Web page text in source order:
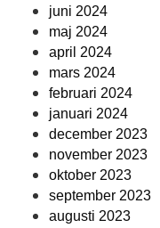
juni 2024
maj 2024
april 2024
mars 2024
februari 2024
januari 2024
december 2023
november 2023
oktober 2023
september 2023
augusti 2023